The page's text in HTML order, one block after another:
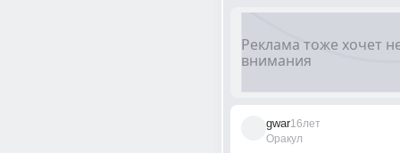
gwar
Оракул
16лет